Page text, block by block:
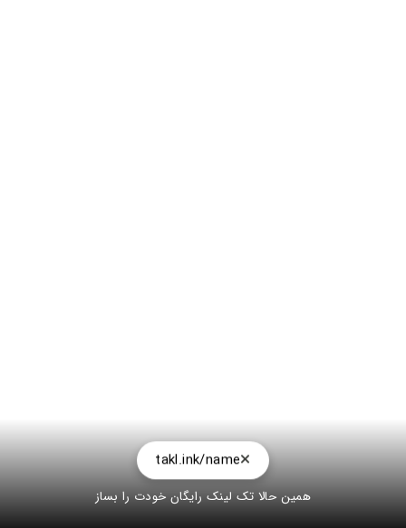
takl.ink/name
همین حالا تک لینک رایگان خودت را بساز